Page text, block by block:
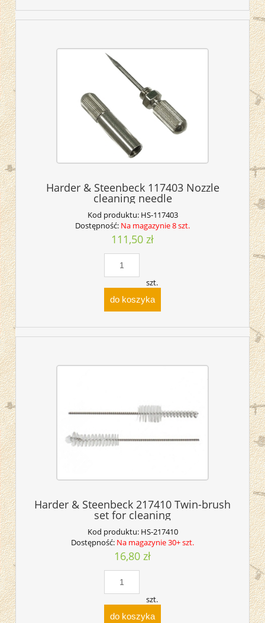
Harder & Steenbeck 117403 Nozzle
cleaning needle
Kod produktu: HS-117403
Dostępność: Na magazynie 8 szt.
111,50 zł
szt.
do koszyka
Harder & Steenbeck 217410 Twin-brush
set for cleaning
Kod produktu: HS-217410
Dostępność: Na magazynie 30+ szt.
16,80 zł
szt.
do koszyka